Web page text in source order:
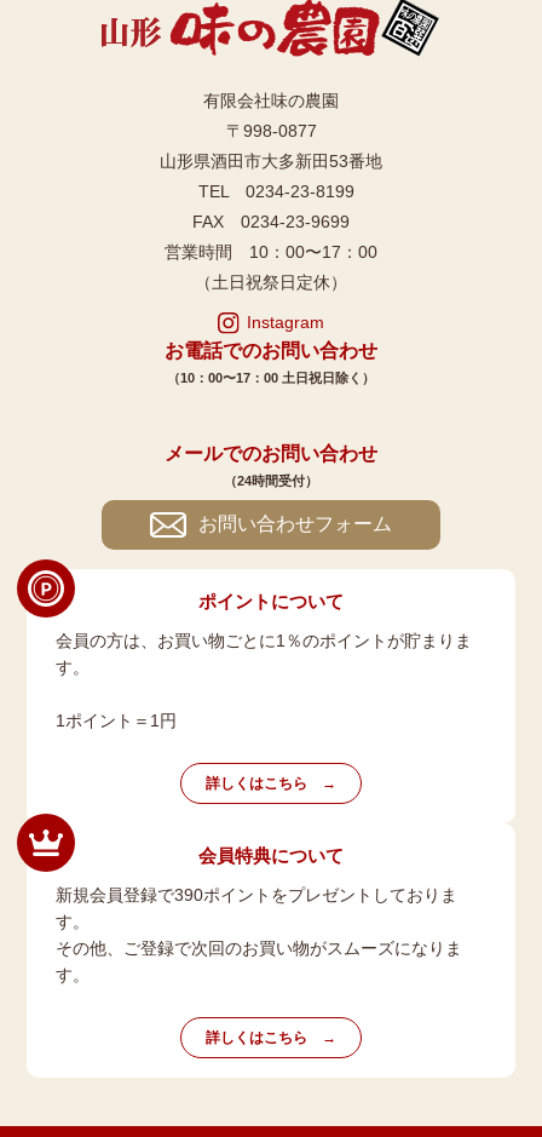
有限会社味の農園
〒998-0877
山形県酒田市大多新田53番地
TEL 0234-23-8199
FAX 0234-23-9699
営業時間 10：00〜17：00
（土日祝祭日定休）
Instagram
お電話でのお問い合わせ
（10：00〜17：00 土日祝日除く）
メールでのお問い合わせ
（24時間受付）
お問い合わせフォーム
ポイントについて
会員の方は、お買い物ごとに1％のポイントが貯まりま
す。
1ポイント＝1円
詳しくはこちら
会員特典について
新規会員登録で390ポイントをプレゼントしておりま
す。
その他、ご登録で次回のお買い物がスムーズになりま
す。
詳しくはこちら